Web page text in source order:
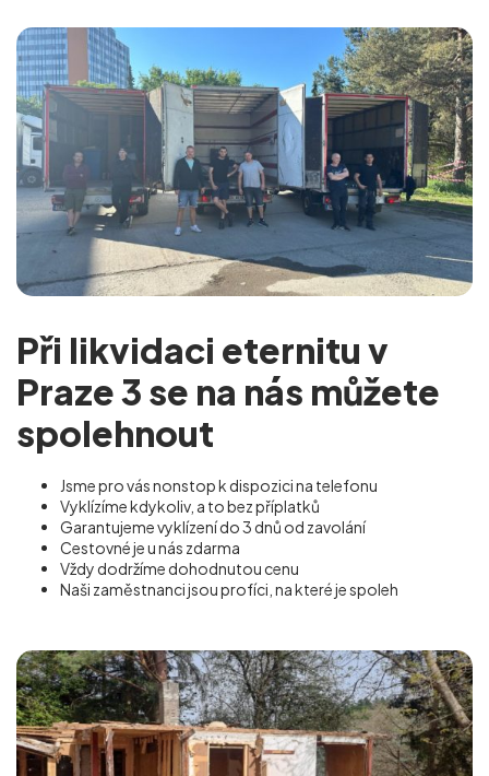
Při likvidaci eternitu v
Praze 3 se na nás můžete
spolehnout
Jsme pro vás nonstop k dispozici na telefonu
Vyklízíme kdykoliv, a to bez příplatků
Garantujeme vyklízení do 3 dnů od zavolání
Cestovné je u nás zdarma
Vždy dodržíme dohodnutou cenu
Naši zaměstnanci jsou profíci, na které je spoleh